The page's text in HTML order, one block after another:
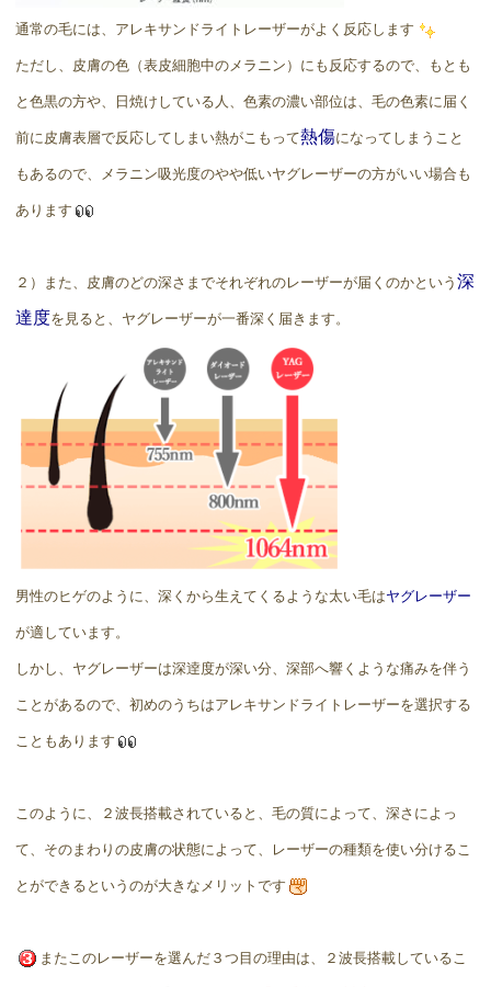
通常の毛には、アレキサンドライトレーザーがよく反応します
ただし、皮膚の色（表皮細胞中のメラニン）にも反応するので、もとも
と色黒の方や、日焼けしている人、色素の濃い部位は、毛の色素に届く
前に皮膚表層で反応してしまい熱がこもって熱傷になってしまうこと
もあるので、メラニン吸光度のやや低いヤグレーザーの方がいい場合も
あります
２）また、皮膚のどの深さまでそれぞれのレーザーが届くのかという深
達度を見ると、ヤグレーザーが一番深く届きます。
男性のヒゲのように、深くから生えてくるような太い毛はヤグレーザー
が適しています。
しかし、ヤグレーザーは深逹度が深い分、深部へ響くような痛みを伴う
ことがあるので、初めのうちはアレキサンドライトレーザーを選択する
こともあります
このように、２波長搭載されていると、毛の質によって、深さによっ
て、そのまわりの皮膚の状態によって、レーザーの種類を使い分けるこ
とができるというのが大きなメリットです
またこのレーザーを選んだ３つ目の理由は、２波長搭載しているこ